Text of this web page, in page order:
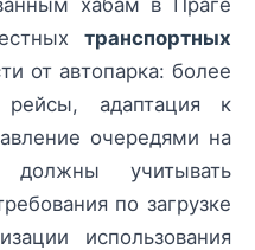
транспортных
от автопарка: более
рейсы, адаптация к
очередями на
должны учитывать
по загрузке
использования